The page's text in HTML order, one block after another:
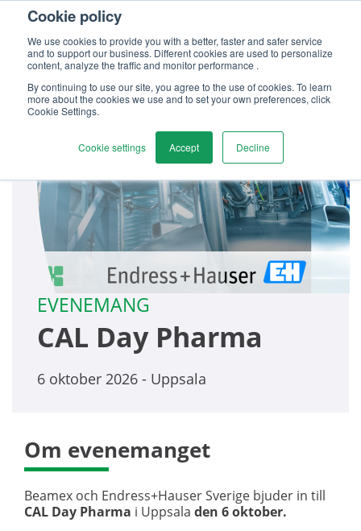
Cookie policy
We use cookies to provide you with a better, faster and safer service
and to support our business. Different cookies are used to personalize
content, analyze the traffic and monitor performance .
By continuing to use our site, you agree to the use of cookies. To learn
more about the cookies we use and to set your own preferences, click
Cookie Settings.
Cookie settings Accept Decline
EVENEMANG
CAL Day Pharma
6 oktober 2026 - Uppsala
Om evenemanget
Beamex och Endress+Hauser Sverige bjuder in till
CAL Day Pharma i Uppsala den 6 oktober.